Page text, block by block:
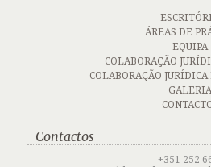
ÁREAS DE
EQUIPA
COLABORAÇÃO
COLABORAÇÃO
GALERIA
Contactos
+351 252